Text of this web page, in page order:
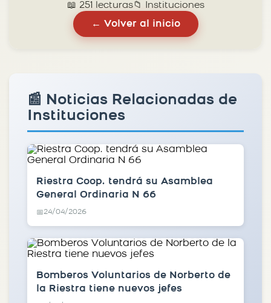
📖 251 lecturas📁 Instituciones
← Volver al inicio
📰 Noticias Relacionadas de
Instituciones
Riestra Coop. tendrá su Asamblea
General Ordinaria N 66
📅24/04/2026
Bomberos Voluntarios de Norberto de
la Riestra tiene nuevos jefes